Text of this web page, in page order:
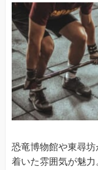
恐竜博物館や東尋
着いた雰囲気が魅